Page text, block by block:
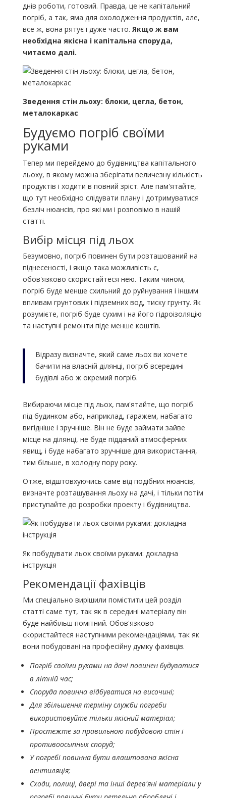
днів роботи, готовий. Правда, це не капітальний
погріб, а так, яма для охолодження продуктів, але,
все ж, вона рятує і дуже часто. Якщо ж вам
необхідна якісна і капітальна споруда,
читаємо далі.
Зведення стін льоху: блоки, цегла, бетон,
металокаркас
Будуємо погріб своїми
руками
Тепер ми перейдемо до будівництва капітального
льоху, в якому можна зберігати величезну кількість
продуктів і ходити в повний зріст. Але пам'ятайте,
що тут необхідно слідувати плану і дотримуватися
безліч нюансів, про які ми і розповімо в нашій
статті.
Вибір місця під льох
Безумовно, погріб повинен бути розташований на
піднесеності, і якщо така можливість є,
обов'язково скористайтеся нею. Таким чином,
погріб буде менше схильний до руйнування і іншим
впливам грунтових і підземних вод, тиску грунту. Як
розумієте, погріб буде сухим і на його гідроізоляцію
та наступні ремонти піде менше коштів.
Відразу визначте, який саме льох ви хочете
бачити на власній ділянці, погріб всередині
будівлі або ж окремий погріб.
Вибираючи місце під льох, пам'ятайте, що погріб
під будинком або, наприклад, гаражем, набагато
вигідніше і зручніше. Він не буде займати зайве
місце на ділянці, не буде підданий атмосферних
явищ, і буде набагато зручніше для використання,
тим більше, в холодну пору року.
Отже, відштовхуючись саме від подібних нюансів,
визначте розташування льоху на дачі, і тільки потім
приступайте до розробки проекту і будівництва.
Як побудувати льох своїми руками: докладна
інструкція
Рекомендації фахівців
Ми спеціально вирішили помістити цей розділ
статті саме тут, так як в середині матеріалу він
буде найбільш помітний. Обов'язково
скористайтеся наступними рекомендаціями, так як
вони побудовані на професійну думку фахівців.
Погріб своїми руками на дачі повинен будуватися
в літній час;
Споруда повинна відбуватися на височині;
Для збільшення терміну служби погреби
використовуйте тільки якісний матеріал;
Простежте за правильною побудовою стін і
противоосыпных споруд;
У погребі повинна бути влаштована якісна
вентиляція;
Сходи, полиці, двері та інші дерев'яні матеріали у